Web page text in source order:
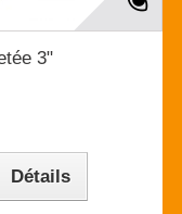
3"
Détails